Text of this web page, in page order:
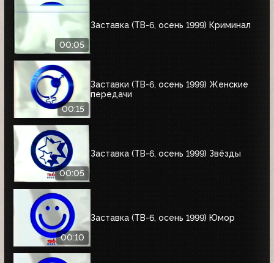
00:05
Заставка (ТВ-6, осень 1999) Криминал
00:15
Заставки (ТВ-6, осень 1999) Женские
передачи
00:05
Заставка (ТВ-6, осень 1999) Звёзды
00:10
Заставка (ТВ-6, осень 1999) Юмор